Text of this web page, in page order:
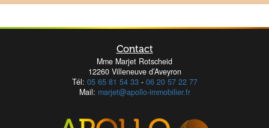
Contact
Mme Marjet Rotscheid
12260 Villeneuve d’Aveyron
Tél: 05 65 81 54 33- 06 20 57 22 77
Mail: marjet@apollo-immobilier.fr